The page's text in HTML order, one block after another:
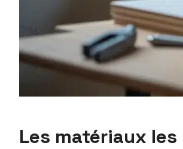
Les matériaux